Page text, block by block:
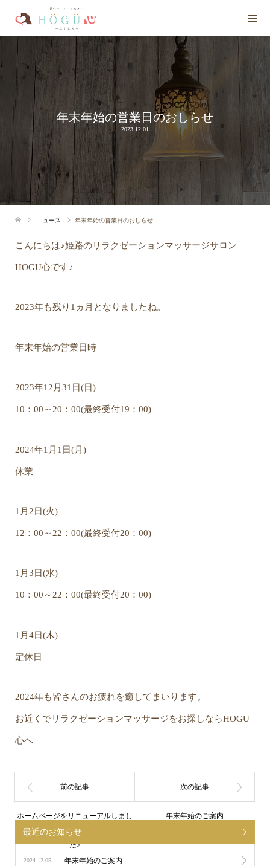
年末年始の営業日のおしらせ
2023.12.01
ニュース 年末年始の営業日のおしらせ
こんにちは♪姫路のリラクゼーションマッサージサロン
HOGU心です♪
2023年も残り1ヵ月となりましたね。
年末年始の営業日時
2023年12月31日(日)
10：00～20：00(最終受付19：00)
2024年1月1日(月)
休業
1月2日(火)
12：00～22：00(最終受付20：00)
1月3日(水)
10：00～22：00(最終受付20：00)
1月4日(木)
定休日
2024年も皆さんのお疲れを癒してまいります。
お近くでリラクゼーションマッサージをお探しならHOGU
心へ
ホームページをリニューアルしまし
た♪
年末年始のご案内
最近のお知らせ
2024.12.05 年末年始のご案内